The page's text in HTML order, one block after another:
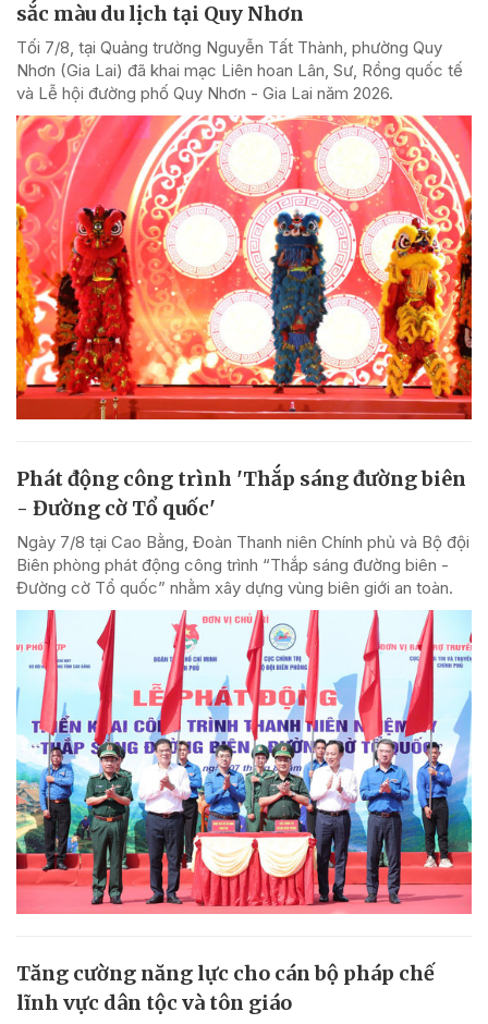
sắc màu du lịch tại Quy Nhơn
Tối 7/8, tại Quảng trường Nguyễn Tất Thành, phường Quy
Nhơn (Gia Lai) đã khai mạc Liên hoan Lân, Sư, Rồng quốc tế
và Lễ hội đường phố Quy Nhơn - Gia Lai năm 2026.
Phát động công trình 'Thắp sáng đường biên
- Đường cờ Tổ quốc'
Ngày 7/8 tại Cao Bằng, Đoàn Thanh niên Chính phủ và Bộ đội
Biên phòng phát động công trình “Thắp sáng đường biên -
Đường cờ Tổ quốc” nhằm xây dựng vùng biên giới an toàn.
Tăng cường năng lực cho cán bộ pháp chế
lĩnh vực dân tộc và tôn giáo